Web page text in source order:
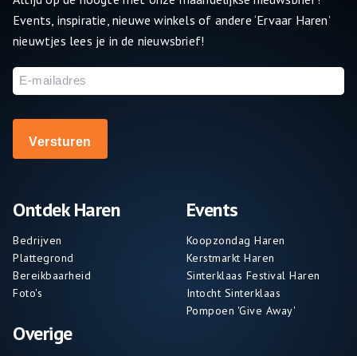
Ontdek Haren
Bedrijven
Plattegrond
Bereikbaarheid
Foto's
Overige
Events
Koopzondag Haren
Kerstmarkt Haren
Sinterklaas Festival Haren
Intocht Sinterklaas
Pompoen 'Give Away'
Events, inspiratie, nieuwe winkels of andere ‘Ervaar Haren’
nieuwtjes lees je in de nieuwsbrief!
E-
mailadres